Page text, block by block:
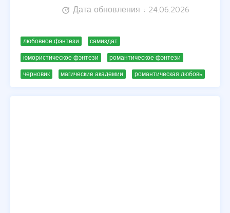
update Дата обновления : 24.06.2026
любовное фэнтези самиздат
юмористическое фэнтези романтическое фэнтези
черновик магические академии романтическая любовь